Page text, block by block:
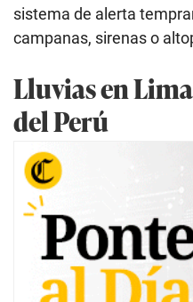
sistema de alerta
campanas, sirenas o
Lluvias en
del Perú